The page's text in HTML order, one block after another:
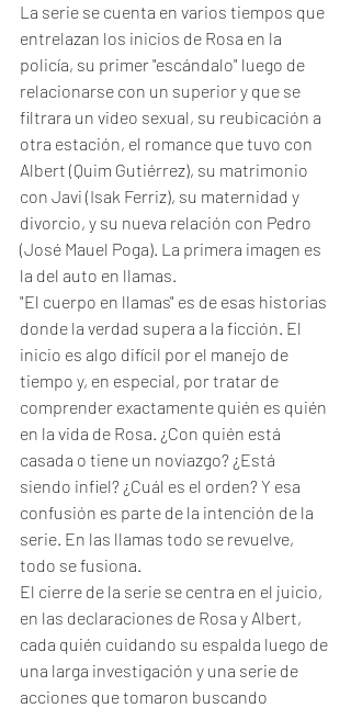
La serie se cuenta en varios tiempos que
entrelazan los inicios de Rosa en la
policía, su primer "escándalo" luego de
relacionarse con un superior y que se
filtrara un video sexual, su reubicación a
otra estación, el romance que tuvo con
Albert (Quim Gutiérrez), su matrimonio
con Javi (Isak Ferriz), su maternidad y
divorcio, y su nueva relación con Pedro
(José Mauel Poga). La primera imagen es
la del auto en llamas.
"El cuerpo en llamas" es de esas historias
donde la verdad supera a la ficción. El
inicio es algo difícil por el manejo de
tiempo y, en especial, por tratar de
comprender exactamente quién es quién
en la vida de Rosa. ¿Con quién está
casada o tiene un noviazgo? ¿Está
siendo infiel? ¿Cuál es el orden? Y esa
confusión es parte de la intención de la
serie. En las llamas todo se revuelve,
todo se fusiona.
El cierre de la serie se centra en el juicio,
en las declaraciones de Rosa y Albert,
cada quién cuidando su espalda luego de
una larga investigación y una serie de
acciones que tomaron buscando